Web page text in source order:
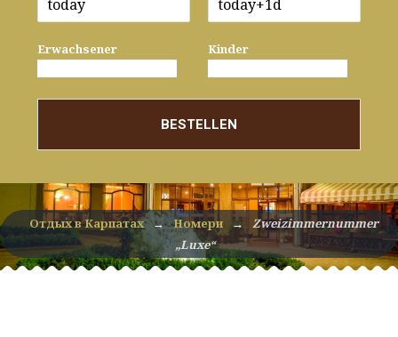
Erwachsener Kinder
BESTELLEN
Отдых в Карпатах → Номери →
Zweizimmernummer
„Luxe“